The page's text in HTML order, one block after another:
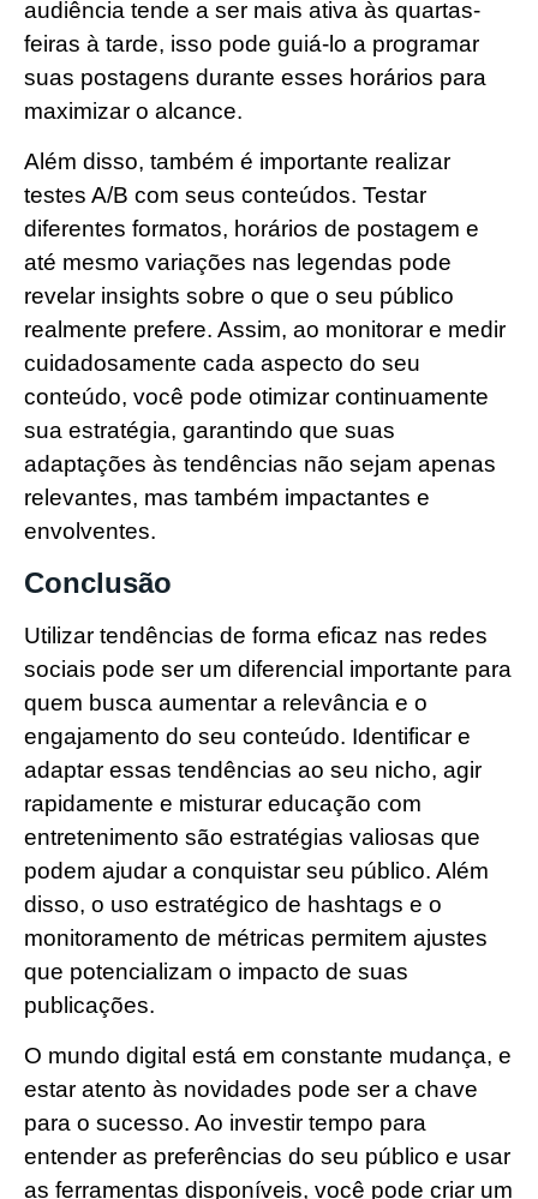
audiência tende a ser mais ativa às quartas-
feiras à tarde, isso pode guiá-lo a programar
suas postagens durante esses horários para
maximizar o alcance.
Além disso, também é importante realizar
testes A/B com seus conteúdos. Testar
diferentes formatos, horários de postagem e
até mesmo variações nas legendas pode
revelar insights sobre o que o seu público
realmente prefere. Assim, ao monitorar e medir
cuidadosamente cada aspecto do seu
conteúdo, você pode otimizar continuamente
sua estratégia, garantindo que suas
adaptações às tendências não sejam apenas
relevantes, mas também impactantes e
envolventes.
Conclusão
Utilizar tendências de forma eficaz nas redes
sociais pode ser um diferencial importante para
quem busca aumentar a relevância e o
engajamento do seu conteúdo. Identificar e
adaptar essas tendências ao seu nicho, agir
rapidamente e misturar educação com
entretenimento são estratégias valiosas que
podem ajudar a conquistar seu público. Além
disso, o uso estratégico de hashtags e o
monitoramento de métricas permitem ajustes
que potencializam o impacto de suas
publicações.
O mundo digital está em constante mudança, e
estar atento às novidades pode ser a chave
para o sucesso. Ao investir tempo para
entender as preferências do seu público e usar
as ferramentas disponíveis, você pode criar um